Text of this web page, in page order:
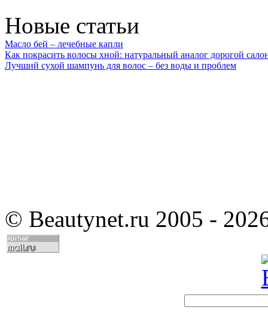
Новые статьи
Масло бей – лечебные капли
Как покрасить волосы хной: натуральный аналог дорогой
Лучший сухой шампунь для волос – без воды и проблем
© Beautynet.ru 2005 -